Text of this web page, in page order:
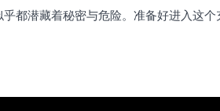
都潜藏着秘密与危险。准备好进入这